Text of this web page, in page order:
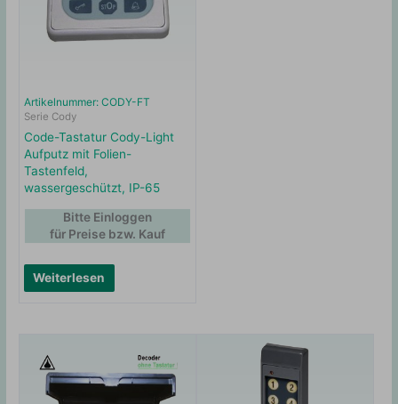
Artikelnummer: CODY-FT
Serie Cody
Code-Tastatur Cody-Light
Aufputz mit Folien-
Tastenfeld,
wassergeschützt, IP-65
Weiterlesen
Bitte Einloggen
für Preise bzw. Kauf